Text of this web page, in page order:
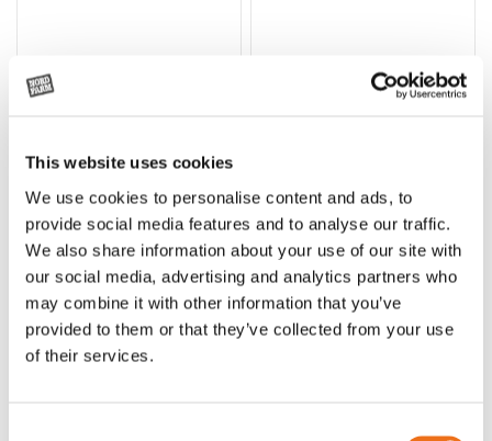
This website uses cookies
We use cookies to personalise content and ads, to
provide social media features and to analyse our traffic.
We also share information about your use of our site with
our social media, advertising and analytics partners who
may combine it with other information that you’ve
provided to them or that they’ve collected from your use
of their services.
Lägg till i varukorg
T-shirt Avant barn grön 92 cm
G0007
90kr (ex. moms)
T-shirt Avant barn grön 104-110
cm
90 kr (ex. moms)